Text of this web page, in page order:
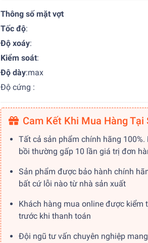
Thông số mặt vợt
Tốc độ:
Độ xoáy:
Kiểm soát:
Độ dày:max
Độ cứng :
Cam Kết Khi Mua Hàng Tại
Tất cả sản phẩm chính hãng 100%.
bồi thường gấp 10 lần giá trị đơn
Sản phẩm được bảo hành chính
bất cứ lỗi nào từ nhà sản xuất
Khách hàng mua online được kiểm
trước khi thanh toán
Đội ngũ tư vấn chuyên nghiệp